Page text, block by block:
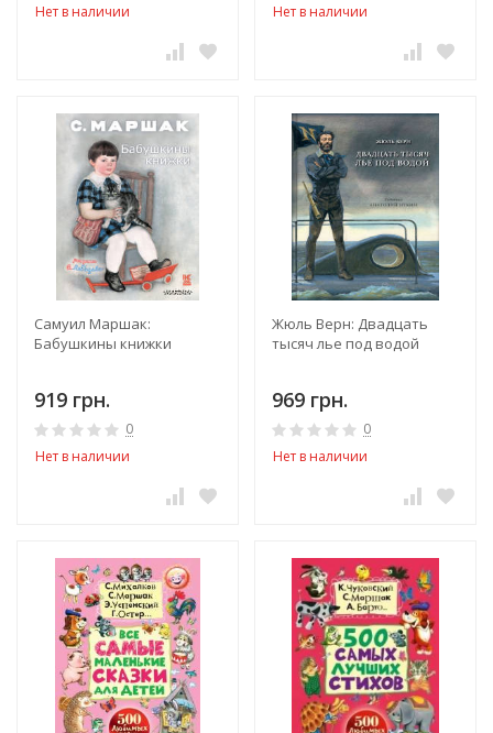
Нет в наличии
Нет в наличии
Самуил Маршак:
Бабушкины книжки
919 грн.
0
Нет в наличии
Жюль Верн: Двадцать
тысяч лье под водой
969 грн.
0
Нет в наличии